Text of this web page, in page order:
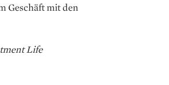
Geschäft mit den
Life